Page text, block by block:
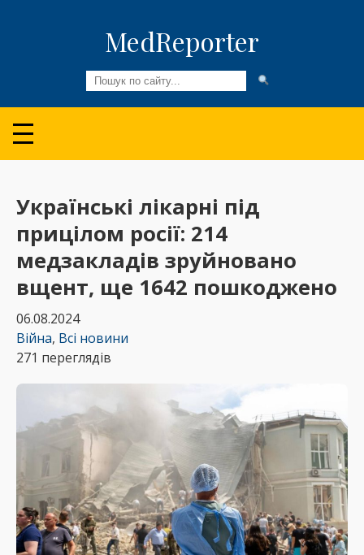
MedReporter
Всі новини
Огляди та Аналітика
Медспільнота
Колонки
Відео
Українські лікарні під
прицілом росії: 214
медзакладів зруйновано
вщент, ще 1642 пошкоджено
06.08.2024
Війна, Всі новини
271 переглядів